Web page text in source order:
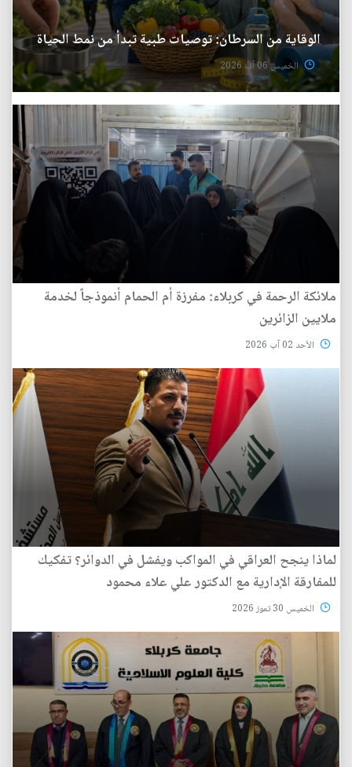
الوقاية من السرطان: توصيات طبية تبدأ من نمط الحياة
الخميس 06 آب 2026
ملائكة الرحمة في كربلاء: مفرزة أم الحمام أنموذجاً لخدمة
ملايين الزائرين
الأحد 02 آب 2026
لماذا ينجح العراقي في المواكب ويفشل في الدوائر؟ تفكيك
للمفارقة الإدارية مع الدكتور علي علاء محمود
الخميس 30 تموز 2026